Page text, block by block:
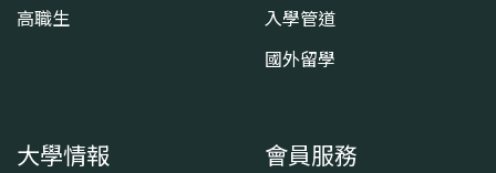
高職生
入學管道
國外留學
大學情報 會員服務